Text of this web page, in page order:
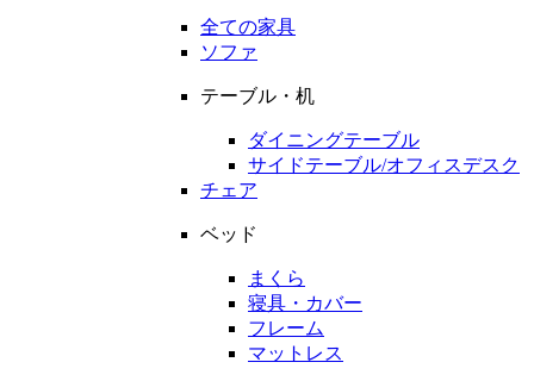
全ての家具
ソファ
テーブル・机
ダイニングテーブル
サイドテーブル/オフィスデスク
チェア
ベッド
まくら
寝具・カバー
フレーム
マットレス